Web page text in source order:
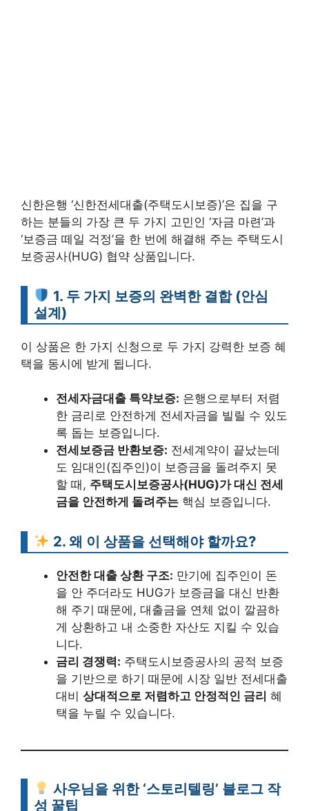
신한은행 ‘신한전세대출(주택도시보증)’은 집을 구
하는 분들의 가장 큰 두 가지 고민인 ‘자금 마련’과
‘보증금 떼일 걱정’을 한 번에 해결해 주는 주택도시
보증공사(HUG) 협약 상품입니다.
1. 두 가지 보증의 완벽한 결합 (안심
설계)
이 상품은 한 가지 신청으로 두 가지 강력한 보증 혜
택을 동시에 받게 됩니다.
전세자금대출 특약보증: 은행으로부터 저렴
한 금리로 안전하게 전세자금을 빌릴 수 있도
록 돕는 보증입니다.
전세보증금 반환보증: 전세계약이 끝났는데
도 임대인(집주인)이 보증금을 돌려주지 못
할 때, 주택도시보증공사(HUG)가 대신 전세
금을 안전하게 돌려주는 핵심 보증입니다.
2. 왜 이 상품을 선택해야 할까요?
안전한 대출 상환 구조: 만기에 집주인이 돈
을 안 주더라도 HUG가 보증금을 대신 반환
해 주기 때문에, 대출금을 연체 없이 깔끔하
게 상환하고 내 소중한 자산도 지킬 수 있습
니다.
금리 경쟁력: 주택도시보증공사의 공적 보증
을 기반으로 하기 때문에 시장 일반 전세대출
대비 상대적으로 저렴하고 안정적인 금리 혜
택을 누릴 수 있습니다.
사우님을 위한 ‘스토리텔링’ 블로그 작
성 꿀팁